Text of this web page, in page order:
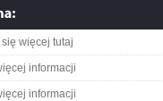
więcej tutaj
informacji
informacji